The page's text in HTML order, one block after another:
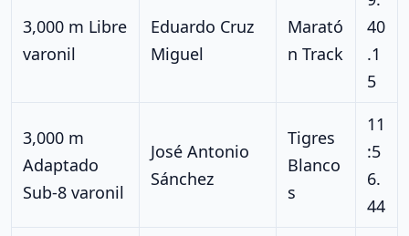
3,000 m Libre
varonil
Eduardo Cruz
Miguel
Marató
n Track
40
.1
5
3,000 m
Adaptado
Sub-8 varonil
José Antonio
Sánchez
Tigres
Blanco
s
11
:5
6.
44